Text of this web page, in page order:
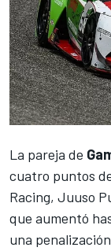
La pareja de
cuatro puntos
Racing, Juuso
que aumentó
una